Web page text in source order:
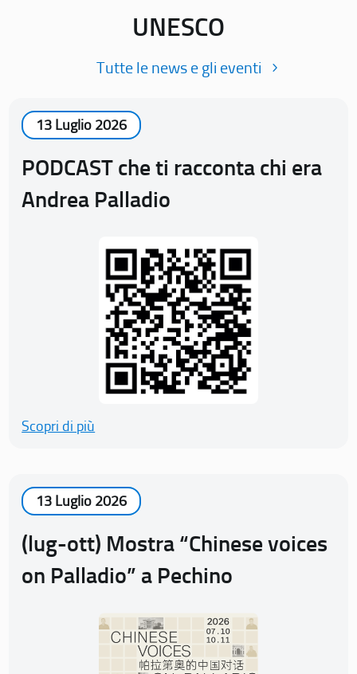
UNESCO
Tutte le news e gli eventi
13 Luglio 2026
PODCAST che ti racconta chi era
Andrea Palladio
Scopri di più
13 Luglio 2026
(lug-ott) Mostra “Chinese voices
on Palladio” a Pechino